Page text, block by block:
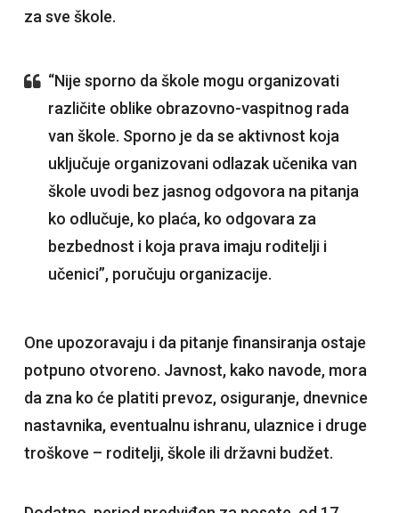
za sve škole.
“Nije sporno da škole mogu organizovati
različite oblike obrazovno-vaspitnog rada
van škole. Sporno je da se aktivnost koja
uključuje organizovani odlazak učenika van
škole uvodi bez jasnog odgovora na pitanja
ko odlučuje, ko plaća, ko odgovara za
bezbednost i koja prava imaju roditelji i
učenici”, poručuju organizacije.
One upozoravaju i da pitanje finansiranja ostaje
potpuno otvoreno. Javnost, kako navode, mora
da zna ko će platiti prevoz, osiguranje, dnevnice
nastavnika, eventualnu ishranu, ulaznice i druge
troškove – roditelji, škole ili državni budžet.